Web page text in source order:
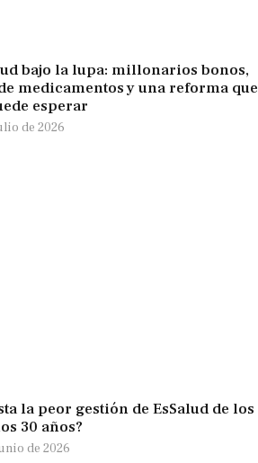
bajo la lupa: millonarios bonos,
medicamentos y una reforma que
esperar
de 2026
la peor gestión de EsSalud de los
30 años?
de 2026